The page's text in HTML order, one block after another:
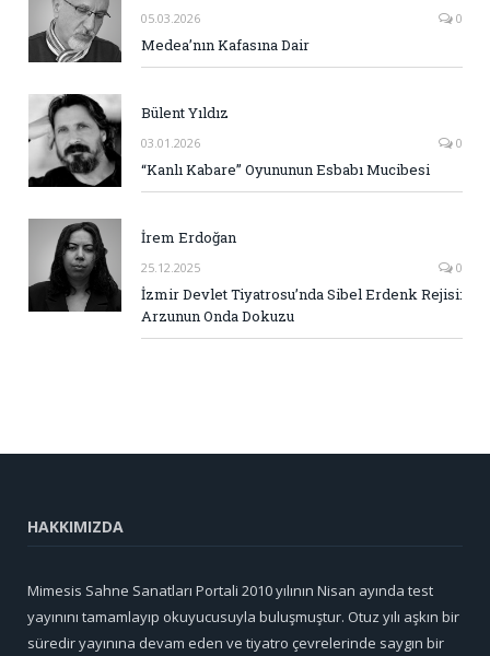
05.03.2026 0
Medea’nın Kafasına Dair
Bülent Yıldız
03.01.2026 0
“Kanlı Kabare” Oyununun Esbabı Mucibesi
İrem Erdoğan
25.12.2025 0
İzmir Devlet Tiyatrosu’nda Sibel Erdenk Rejisi:
Arzunun Onda Dokuzu
HAKKIMIZDA
Mimesis Sahne Sanatları Portali 2010 yılının Nisan ayında test
yayınını tamamlayıp okuyucusuyla buluşmuştur. Otuz yılı aşkın bir
süredir yayınına devam eden ve tiyatro çevrelerinde saygın bir